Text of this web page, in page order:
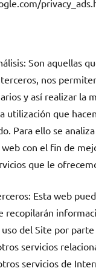
Son aquellas
nos
y así realizar la
utilización que
Para ello se
con el fin de
que le
Esta web
recopilarán
del Site por
servicios
servicios de